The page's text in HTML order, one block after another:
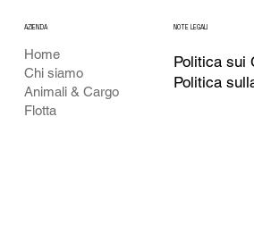
Home
Chi siamo
Animali & Cargo
Flotta
AZIENDA NOTE LEGALI
Politica sui
Politica